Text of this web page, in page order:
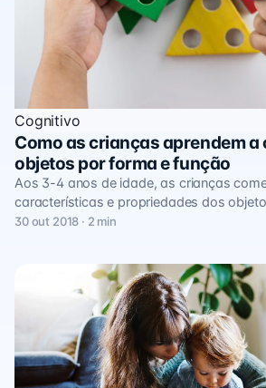
Cognitivo
Como as crianças aprendem
objetos por forma e função
Aos 3-4 anos de idade, as crianças
características e propriedades dos
30 out 2018 · 2 min